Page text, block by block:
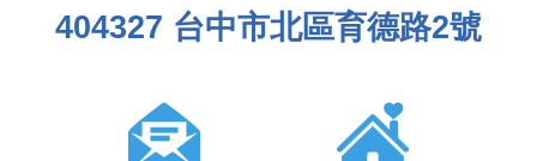
404327 台中市北區育德路2號